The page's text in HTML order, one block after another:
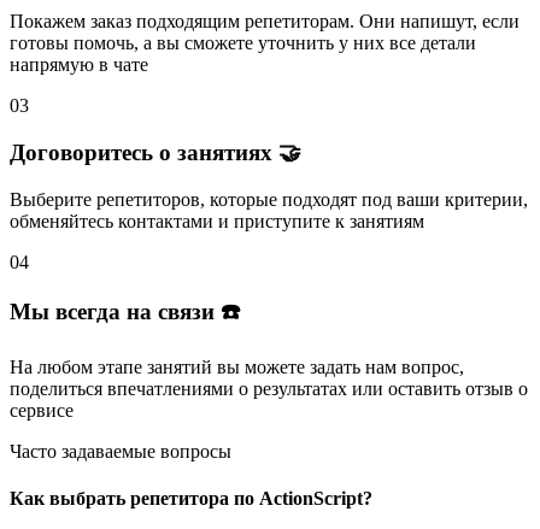
Покажем заказ подходящим репетиторам. Они напишут, если
готовы помочь, а вы сможете уточнить у них все детали
напрямую в чате
03
Договоритесь о занятиях 🤝
Выберите репетиторов, которые подходят под ваши критерии,
обменяйтесь контактами и приступите к занятиям
04
Мы всегда на связи ☎️
На любом этапе занятий вы можете задать нам вопрос,
поделиться впечатлениями о результатах или оставить отзыв о
сервисе
Часто задаваемые вопросы
Как выбрать репетитора по ActionScript?